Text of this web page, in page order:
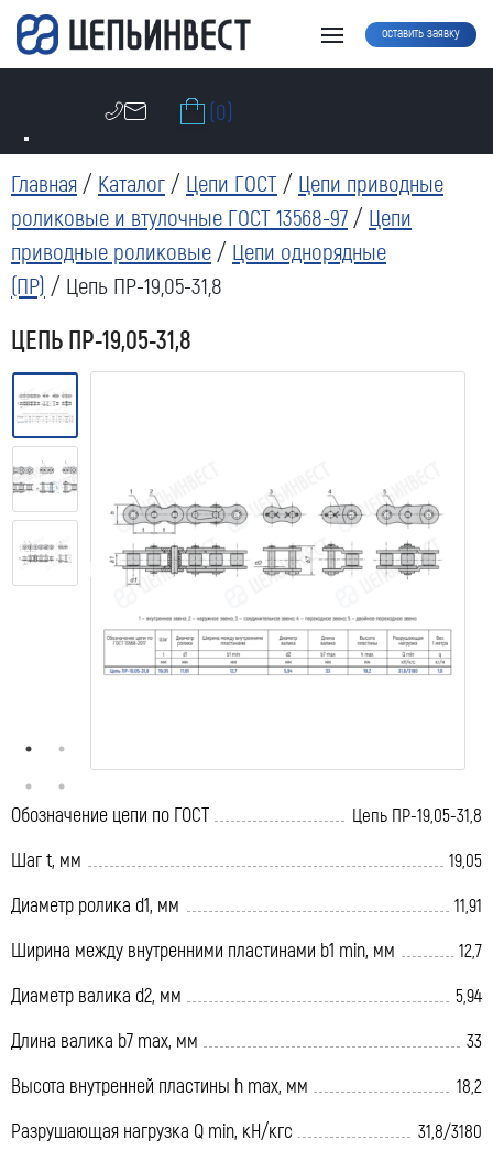
оставить заявку
(0)
Главная / Каталог / Цепи ГОСТ / Цепи приводные
роликовые и втулочные ГОСТ 13568-97 / Цепи
приводные роликовые / Цепи однорядные
(ПР) / Цепь ПР-19,05-31,8
ЦЕПЬ ПР-19,05-31,8
Обозначение цепи по ГОСТ Цепь ПР-19,05-31,8
Шаг t, мм 19,05
Диаметр ролика d1, мм 11,91
Ширина между внутренними пластинами b1 min, мм 12,7
Диаметр валика d2, мм 5,94
Длина валика b7 max, мм 33
Высота внутренней пластины h max, мм 18,2
Разрушающая нагрузка Q min, кН/кгс 31,8/3180